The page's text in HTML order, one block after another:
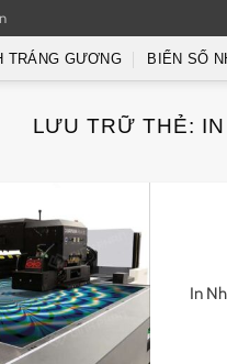
TRÁNG GƯƠNG BIỂN SỐ
LƯU TRỮ THẺ:
In